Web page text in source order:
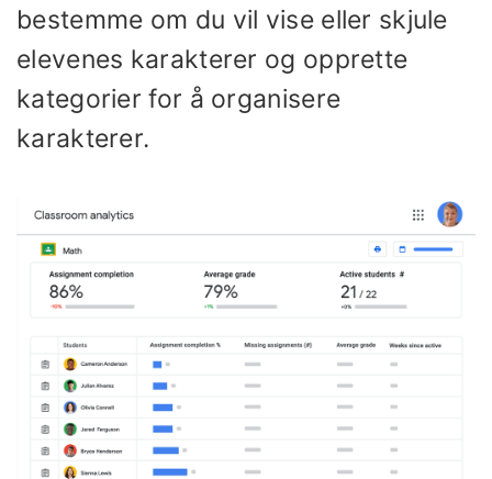
bestemme om du vil vise eller skjule
elevenes karakterer og opprette
kategorier for å organisere
karakterer.